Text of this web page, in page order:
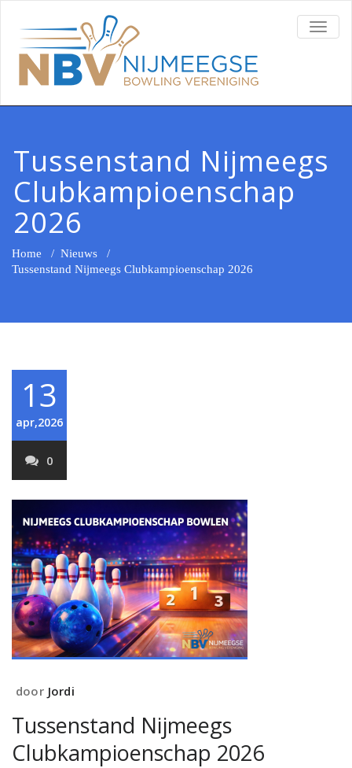
Tussenstand Nijmeegs
Clubkampioenschap
2026
Home / Nieuws /
Tussenstand Nijmeegs Clubkampioenschap 2026
13
apr,2026
0
door Jordi
Tussenstand Nijmeegs
Clubkampioenschap 2026